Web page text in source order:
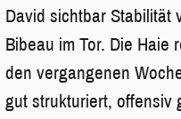
David sichtbar Stabilität
Bibeau im Tor. Die
den vergangenen
gut strukturiert, offensiv